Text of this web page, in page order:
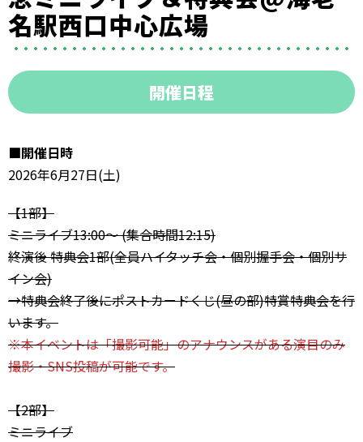
名駅西口中心広場
開催日程
■開催日時
2026年6月27日(土)
【1部】
ミニライブ13:00〜 (集合時間12:15)
終演後 特典会1部(全員ハイタッチ会・個別握手会・個別サ
イン会)
→特典会終了後にポストカードくじ(昼の部)特賞特典会を行
います。
※本イベントは「撮影可能」のアナウンスがある演目のみ
撮影・SNS投稿が可能です。
【2部】
ミニライブ